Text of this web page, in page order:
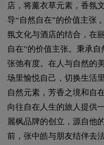
店，将薰衣草元素，香氛
导“自然自在”的价值主张
氛文化与酒店的结合，在
自在”的价值主张。秉承
张弛有度。在人与自然的
场里愉悦自己，切换生活
自然元素，芳香之境和自
向往自在人生的旅人提供
麗枫品牌的创立，源自他
前，张中皓与朋友结伴去